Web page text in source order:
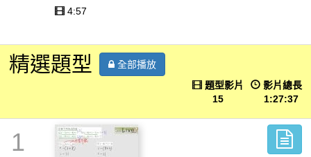
4:57
精選題型
全部播放
影片總長
1:27:37
題型影片
15
1